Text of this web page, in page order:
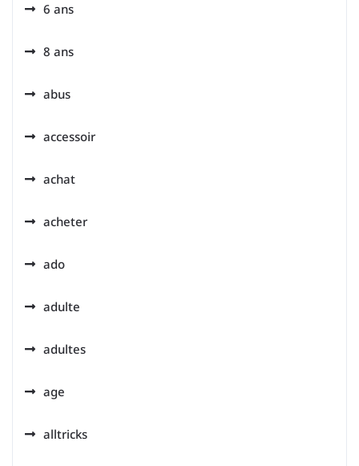
6 ans
8 ans
abus
accessoir
achat
acheter
ado
adulte
adultes
age
alltricks